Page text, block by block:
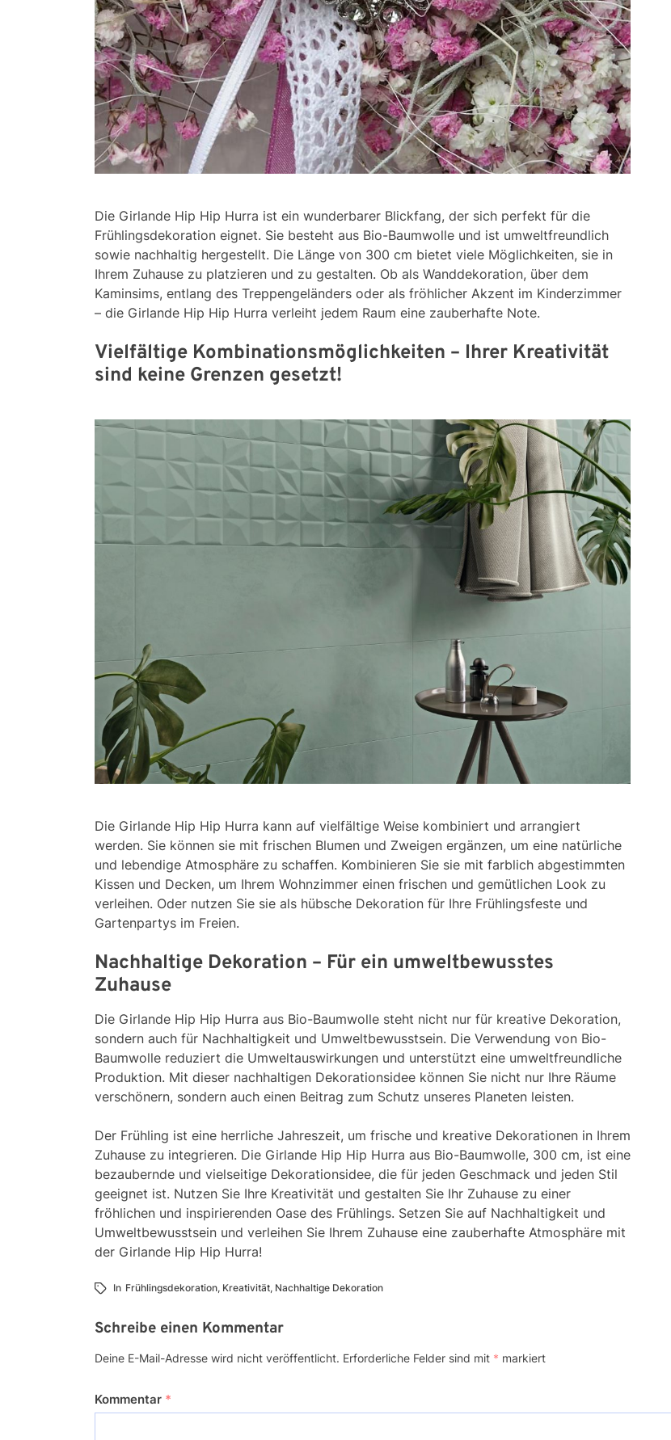
Die Girlande Hip Hip Hurra ist ein wunderbarer Blickfang, der sich perfekt für die
Frühlingsdekoration eignet. Sie besteht aus Bio-Baumwolle und ist umweltfreundlich
sowie nachhaltig hergestellt. Die Länge von 300 cm bietet viele Möglichkeiten, sie in
Ihrem Zuhause zu platzieren und zu gestalten. Ob als Wanddekoration, über dem
Kaminsims, entlang des Treppengeländers oder als fröhlicher Akzent im Kinderzimmer
– die Girlande Hip Hip Hurra verleiht jedem Raum eine zauberhafte Note.
Vielfältige Kombinationsmöglichkeiten – Ihrer Kreativität
sind keine Grenzen gesetzt!
Die Girlande Hip Hip Hurra kann auf vielfältige Weise kombiniert und arrangiert
werden. Sie können sie mit frischen Blumen und Zweigen ergänzen, um eine natürliche
und lebendige Atmosphäre zu schaffen. Kombinieren Sie sie mit farblich abgestimmten
Kissen und Decken, um Ihrem Wohnzimmer einen frischen und gemütlichen Look zu
verleihen. Oder nutzen Sie sie als hübsche Dekoration für Ihre Frühlingsfeste und
Gartenpartys im Freien.
Nachhaltige Dekoration – Für ein umweltbewusstes
Zuhause
Die Girlande Hip Hip Hurra aus Bio-Baumwolle steht nicht nur für kreative Dekoration,
sondern auch für Nachhaltigkeit und Umweltbewusstsein. Die Verwendung von Bio-
Baumwolle reduziert die Umweltauswirkungen und unterstützt eine umweltfreundliche
Produktion. Mit dieser nachhaltigen Dekorationsidee können Sie nicht nur Ihre Räume
verschönern, sondern auch einen Beitrag zum Schutz unseres Planeten leisten.
Der Frühling ist eine herrliche Jahreszeit, um frische und kreative Dekorationen in Ihrem
Zuhause zu integrieren. Die Girlande Hip Hip Hurra aus Bio-Baumwolle, 300 cm, ist eine
bezaubernde und vielseitige Dekorationsidee, die für jeden Geschmack und jeden Stil
geeignet ist. Nutzen Sie Ihre Kreativität und gestalten Sie Ihr Zuhause zu einer
fröhlichen und inspirierenden Oase des Frühlings. Setzen Sie auf Nachhaltigkeit und
Umweltbewusstsein und verleihen Sie Ihrem Zuhause eine zauberhafte Atmosphäre mit
der Girlande Hip Hip Hurra!
In Frühlingsdekoration, Kreativität, Nachhaltige Dekoration
Schreibe einen Kommentar
Deine E-Mail-Adresse wird nicht veröffentlicht. Erforderliche Felder sind mit * markiert
Kommentar *